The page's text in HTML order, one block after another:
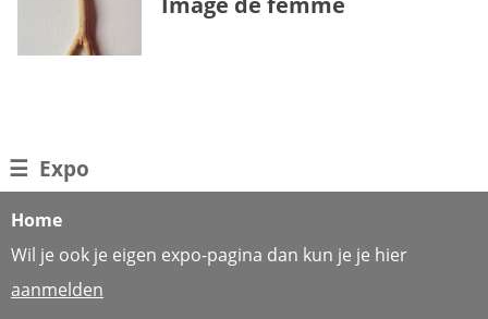
☰ Expo
Home
Wil je ook je eigen expo-pagina dan kun je je hier
aanmelden